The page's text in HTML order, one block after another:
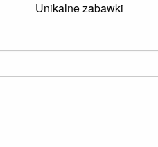
Unikalne zabawki